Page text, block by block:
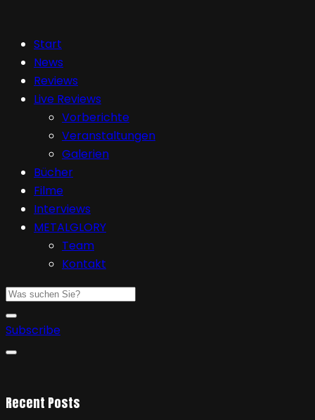
Start
News
Reviews
Live Reviews
Vorberichte
Veranstaltungen
Galerien
Bücher
Filme
Interviews
METALGLORY
Team
Kontakt
Subscribe
Recent Posts